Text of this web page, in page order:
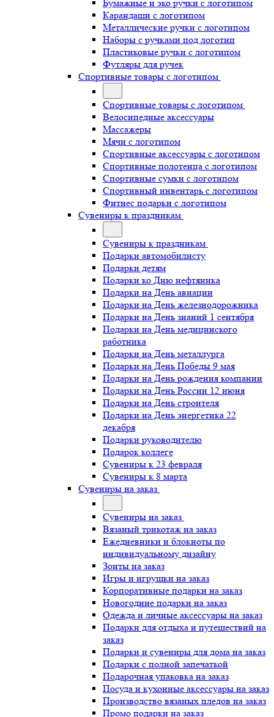
Бумажные и эко ручки с логотипом
Карандаши с логотипом
Металлические ручки с логотипом
Наборы с ручками под логотип
Пластиковые ручки с логотипом
Футляры для ручек
Спортивные товары с логотипом
Спортивные товары с логотипом
Велосипедные аксессуары
Массажеры
Мячи с логотипом
Спортивные аксессуары с логотипом
Спортивные полотенца с логотипом
Спортивные сумки с логотипом
Спортивный инвентарь с логотипом
Фитнес подарки с логотипом
Сувениры к праздникам
Сувениры к праздникам
Подарки автомобилисту
Подарки детям
Подарки ко Дню нефтяника
Подарки на День авиации
Подарки на День железнодорожника
Подарки на День знаний 1 сентября
Подарки на День медицинского
работника
Подарки на День металлурга
Подарки на День Победы 9 мая
Подарки на День рождения компании
Подарки на День России 12 июня
Подарки на День строителя
Подарки на День энергетика 22
декабря
Подарки руководителю
Подарок коллеге
Сувениры к 23 февраля
Сувениры к 8 марта
Сувениры на заказ
Сувениры на заказ
Вязаный трикотаж на заказ
Ежедневники и блокноты по
индивидуальному дизайну
Зонты на заказ
Игры и игрушки на заказ
Корпоративные подарки на заказ
Новогодние подарки на заказ
Одежда и личные аксессуары на заказ
Подарки для отдыха и путешествий на
заказ
Подарки и сувениры для дома на заказ
Подарки с полной запечаткой
Подарочная упаковка на заказ
Посуда и кухонные аксессуары на заказ
Производство вязаных пледов на заказ
Промо подарки на заказ